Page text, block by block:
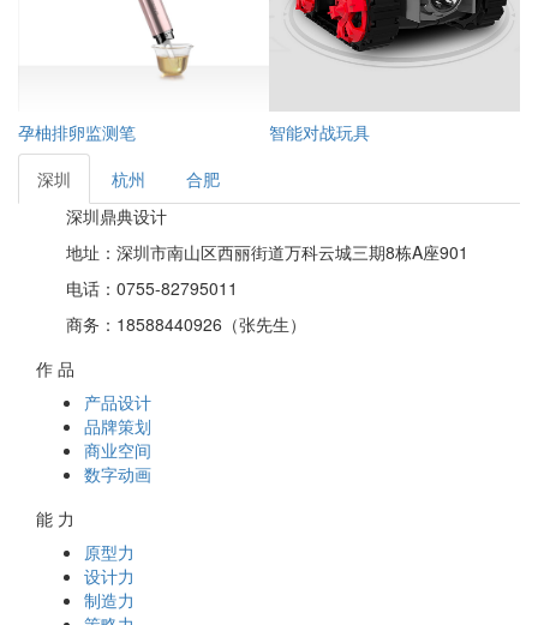
孕柚排卵监测笔 智能对战玩具
深圳
杭州
合肥
深圳鼎典设计
地址：深圳市南山区西丽街道万科云城三期8栋A座901
电话：0755-82795011
商务：18588440926（张先生）
作 品
产品设计
品牌策划
商业空间
数字动画
能 力
原型力
设计力
制造力